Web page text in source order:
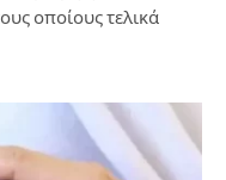
οποίους τελικά